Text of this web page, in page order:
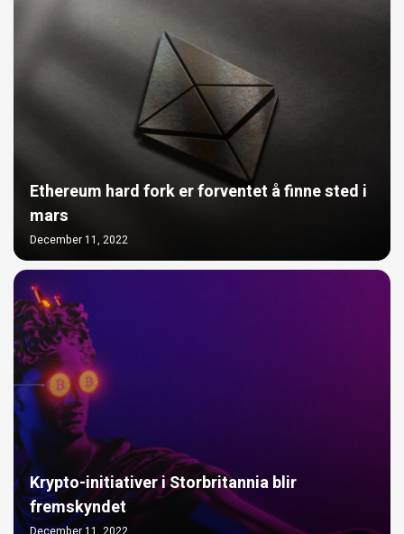
Ethereum hard fork er forventet å finne sted i
mars
December 11, 2022
Krypto-initiativer i Storbritannia blir
fremskyndet